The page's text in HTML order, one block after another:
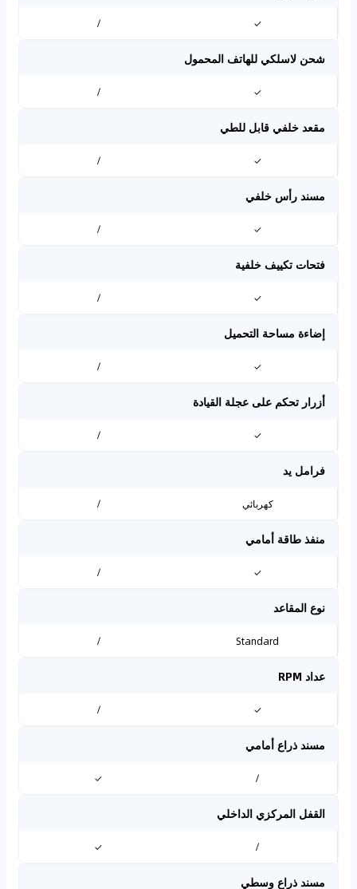
✓
/
شحن لاسلكي للهاتف المحمول
✓
/
مقعد خلفي قابل للطي
✓
/
مسند رأس خلفي
✓
/
فتحات تكييف خلفية
✓
/
إضاءة مساحة التحميل
✓
/
أزرار تحكم على عجلة القيادة
✓
/
فرامل يد
كهربائي /
منفذ طاقة أمامي
✓
/
نوع المقاعد
Standard
/
عداد RPM
✓
/
مسند ذراع أمامي
/
✓
القفل المركزي الداخلي
/
✓
مسند ذراع وسطي